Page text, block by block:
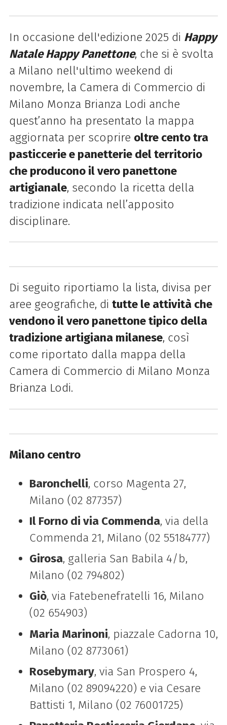
In occasione dell'edizione 2025 di Happy
Natale Happy Panettone, che si è svolta
a Milano nell'ultimo weekend di
novembre, la Camera di Commercio di
Milano Monza Brianza Lodi anche
quest’anno ha presentato la mappa
aggiornata per scoprire oltre cento tra
pasticcerie e panetterie del territorio
che producono il vero panettone
artigianale, secondo la ricetta della
tradizione indicata nell’apposito
disciplinare.
Di seguito riportiamo la lista, divisa per
aree geografiche, di tutte le attività che
vendono il vero panettone tipico della
tradizione artigiana milanese, così
come riportato dalla mappa della
Camera di Commercio di Milano Monza
Brianza Lodi.
Milano centro
Baronchelli, corso Magenta 27,
Milano (02 877357)
Il Forno di via Commenda, via della
Commenda 21, Milano (02 55184777)
Girosa, galleria San Babila 4/b,
Milano (02 794802)
Giò, via Fatebenefratelli 16, Milano
(02 654903)
Maria Marinoni, piazzale Cadorna 10,
Milano (02 8773061)
Rosebymary, via San Prospero 4,
Milano (02 89094220) e via Cesare
Battisti 1, Milano (02 76001725)